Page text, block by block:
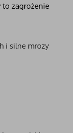
to zagrożenie
i silne mrozy